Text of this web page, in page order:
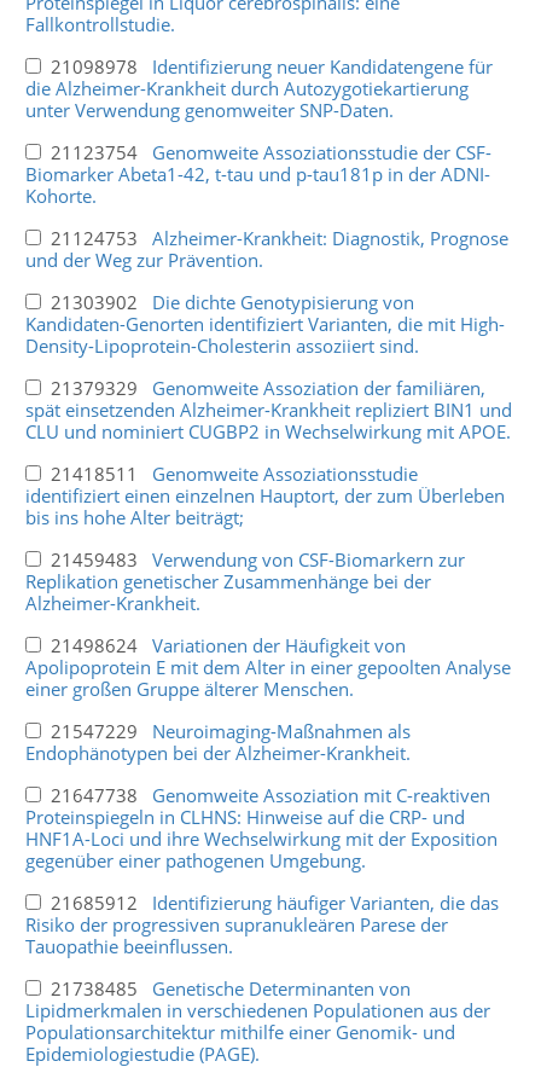
Fallkontrollstudie.
21098978 Identifizierung neuer Kandidatengene für
die Alzheimer-Krankheit durch Autozygotiekartierung
unter Verwendung genomweiter SNP-Daten.
21123754 Genomweite Assoziationsstudie der CSF-
Biomarker Abeta1-42, t-tau und p-tau181p in der ADNI-
Kohorte.
21124753 Alzheimer-Krankheit: Diagnostik, Prognose
und der Weg zur Prävention.
21303902 Die dichte Genotypisierung von
Kandidaten-Genorten identifiziert Varianten, die mit High-
Density-Lipoprotein-Cholesterin assoziiert sind.
21379329 Genomweite Assoziation der familiären,
spät einsetzenden Alzheimer-Krankheit repliziert BIN1 und
CLU und nominiert CUGBP2 in Wechselwirkung mit APOE.
21418511 Genomweite Assoziationsstudie
identifiziert einen einzelnen Hauptort, der zum Überleben
bis ins hohe Alter beiträgt;
21459483 Verwendung von CSF-Biomarkern zur
Replikation genetischer Zusammenhänge bei der
Alzheimer-Krankheit.
21498624 Variationen der Häufigkeit von
Apolipoprotein E mit dem Alter in einer gepoolten Analyse
einer großen Gruppe älterer Menschen.
21547229 Neuroimaging-Maßnahmen als
Endophänotypen bei der Alzheimer-Krankheit.
21647738 Genomweite Assoziation mit C-reaktiven
Proteinspiegeln in CLHNS: Hinweise auf die CRP- und
HNF1A-Loci und ihre Wechselwirkung mit der Exposition
gegenüber einer pathogenen Umgebung.
21685912 Identifizierung häufiger Varianten, die das
Risiko der progressiven supranukleären Parese der
Tauopathie beeinflussen.
21738485 Genetische Determinanten von
Lipidmerkmalen in verschiedenen Populationen aus der
Populationsarchitektur mithilfe einer Genomik- und
Epidemiologiestudie (PAGE).